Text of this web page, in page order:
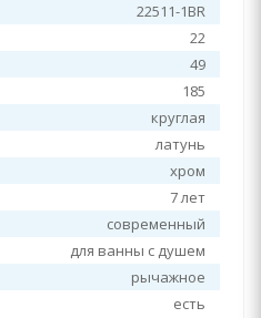
22511-1BR
22
49
185
круглая
латунь
хром
7 лет
современный
для ванны с душем
рычажное
есть